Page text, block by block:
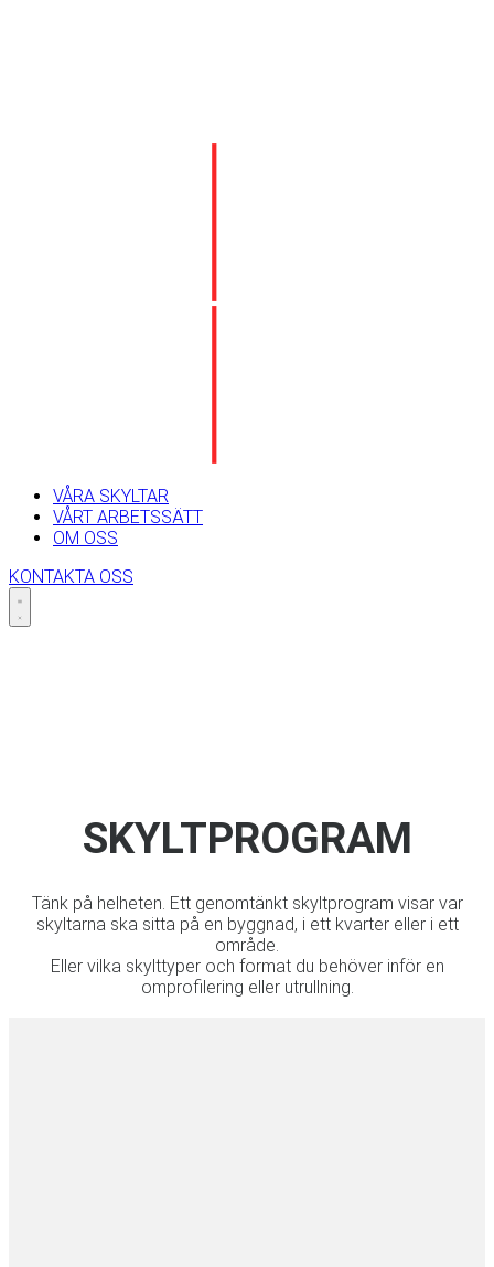
VÅRA SKYLTAR
VÅRT ARBETSSÄTT
OM OSS
KONTAKTA OSS
SKYLTPROGRAM
Tänk på helheten. Ett genomtänkt skyltprogram visar var
skyltarna ska sitta på en byggnad, i ett kvarter eller i ett
område.
Eller vilka skylttyper och format du behöver inför en
omprofilering eller utrullning.